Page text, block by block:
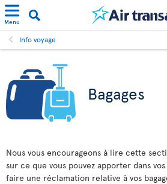
Menu
Info voyage
Bagages
Nous vous encourageons à lire cette
sur ce que vous pouvez apporter dans
faire une réclamation relative à vos